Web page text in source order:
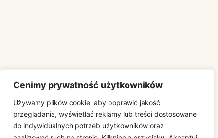
Cenimy prywatność użytkowników
Używamy plików cookie, aby poprawić jakość
przeglądania, wyświetlać reklamy lub treści dostosowane
do indywidualnych potrzeb użytkowników oraz